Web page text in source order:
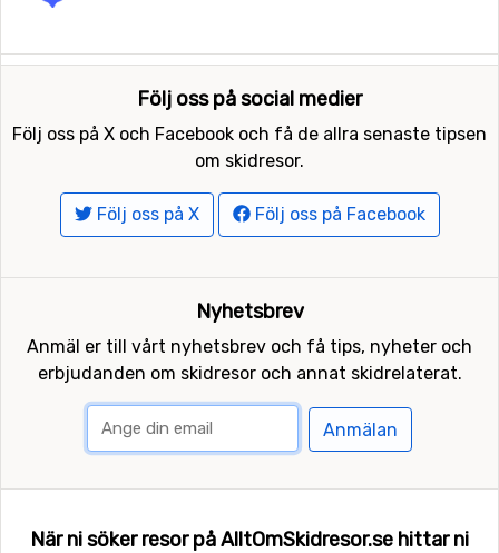
Följ oss på social medier
Följ oss på X och Facebook och få de allra senaste tipsen
om skidresor.
Följ oss på X Följ oss på Facebook
Nyhetsbrev
Anmäl er till vårt nyhetsbrev och få tips, nyheter och
erbjudanden om skidresor och annat skidrelaterat.
Anmälan
När ni söker resor på AlltOmSkidresor.se hittar ni